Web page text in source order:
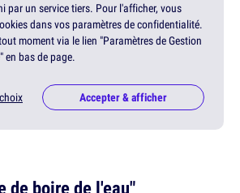
par un service tiers. Pour l'afficher, vous
dans vos paramètres de confidentialité.
moment via le lien "Paramètres de Gestion
en bas de page.
Accepter & afficher